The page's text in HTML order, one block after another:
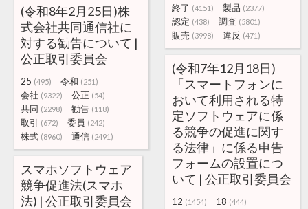
終了 (4151) 製品 (2377)
認定 (438) 調査 (5801)
販売 (3998) 違反 (471)
(令和8年2月25日)株
式会社共同通信社に
対する勧告について |
公正取引委員会
25 (495) 令和 (251)
会社 (9322) 公正 (54)
共同 (2298) 勧告 (118)
取引 (672) 委員 (242)
株式 (8960) 通信 (2491)
(令和7年12月18日)
「スマートフォンに
おいて利用される特
定ソフトウェアに係
る競争の促進に関す
る法律」に係る申告
フォームの設置につ
いて | 公正取引委員会
12 (1454) 18 (444)
スマホソフトウェア
競争促進法(スマホ
法) | 公正取引委員会